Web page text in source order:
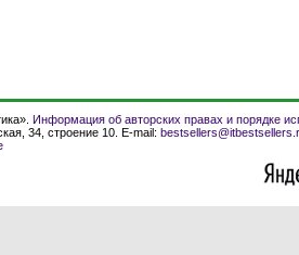
Информация об авторских правах и порядке
34, строение 10. E-mail: